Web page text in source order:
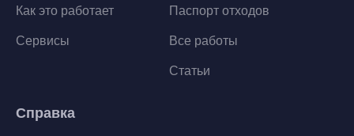
Как это работает
Сервисы
Паспорт отходов
Все работы
Статьи
Справка